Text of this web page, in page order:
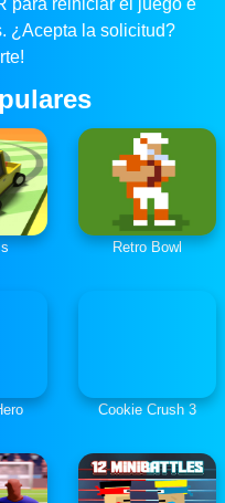
para reiniciar el juego e
¿Acepta la solicitud?
Retro Bowl
Cookie Crush 3